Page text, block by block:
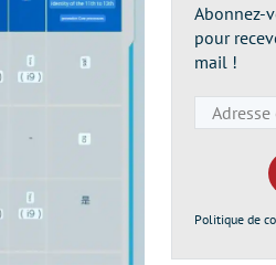
Abonnez-
pour
mail !
Politique de